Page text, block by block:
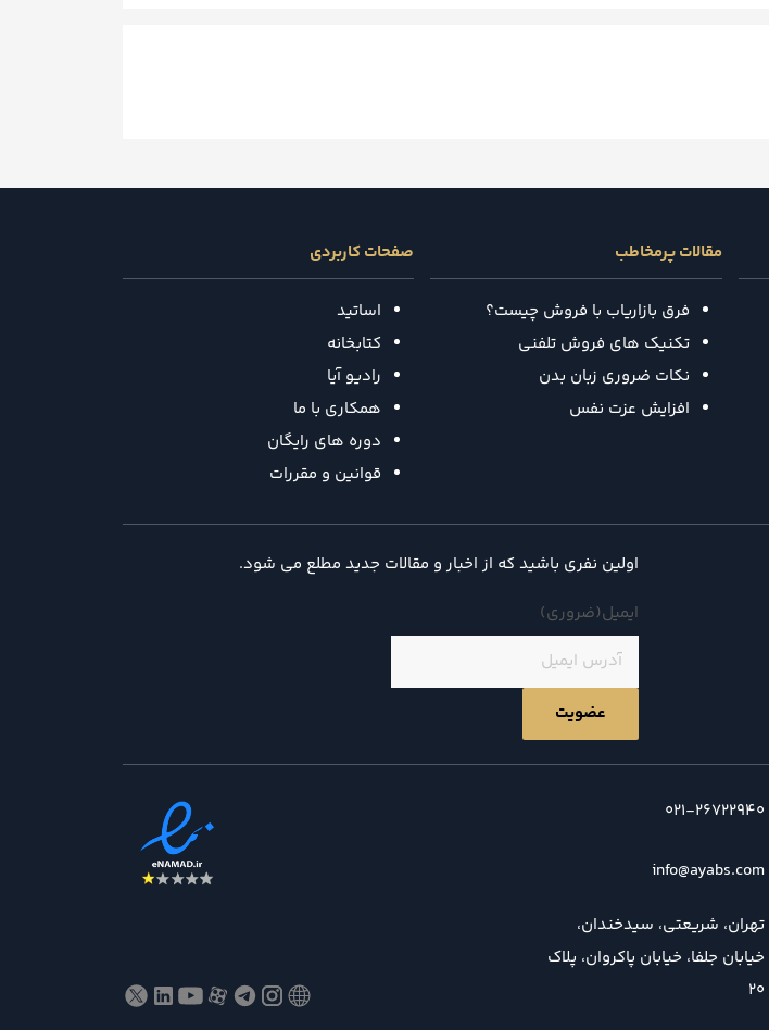
مقالات پرمخاطب
فرق بازاریاب با فروش چیست؟
تکنیک‌ های فروش تلفنی
نکات ضروری زبان بدن
افزایش عزت نفس
صفحات کاربردی
اساتید
کتابخانه
رادیو آیا
همکاری با ما
دوره های رایگان
قوانین و مقررات
اولین نفری باشید که از اخبار و مقالات جدید مطلع می شود.
ایمیل(ضروری)
021-26722940
info@ayabs.com
تهران، شریعتی، سیدخندان،
خیابان جلفا، خیابان پاکروان، پلاک
20